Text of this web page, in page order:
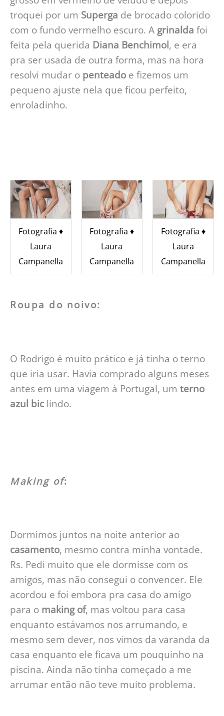
troquei por um Superga de brocado colorido
com o fundo vermelho escuro. A grinalda foi
feita pela querida Diana Benchimol, e era
pra ser usada de outra forma, mas na hora
resolvi mudar o penteado e fizemos um
pequeno ajuste nela que ficou perfeito,
enroladinho.
Fotografia ♦︎
Laura
Campanella
Fotografia ♦︎
Laura
Campanella
Fotografia ♦︎
Laura
Campanella
Roupa do noivo:
O Rodrigo é muito prático e já tinha o terno
que iria usar. Havia comprado alguns meses
antes em uma viagem à Portugal, um terno
azul bic lindo.
Making of:
Dormimos juntos na noite anterior ao
casamento, mesmo contra minha vontade.
Rs. Pedi muito que ele dormisse com os
amigos, mas não consegui o convencer. Ele
acordou e foi embora pra casa do amigo
para o making of, mas voltou para casa
enquanto estávamos nos arrumando, e
mesmo sem dever, nos vimos da varanda da
casa enquanto ele ficava um pouquinho na
piscina. Ainda não tinha começado a me
arrumar então não teve muito problema.